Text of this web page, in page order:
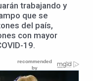
trabajando y
que se
del país,
con mayor
19.